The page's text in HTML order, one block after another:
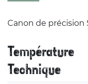
Canon de précision
Température
Technique